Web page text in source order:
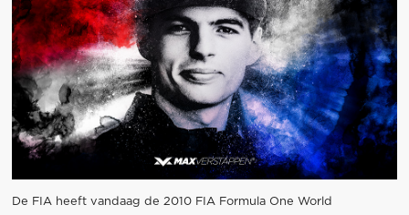
De FIA heeft vandaag de 2010 FIA Formula One World